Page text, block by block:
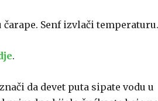
Senf izvlači temperaturu.
.
da devet puta sipate vodu u